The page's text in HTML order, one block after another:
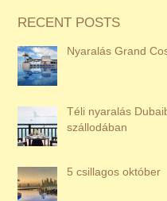
RECENT POSTS
Nyaralás Grand
Téli nyaralás
szállodában
5 csillagos október